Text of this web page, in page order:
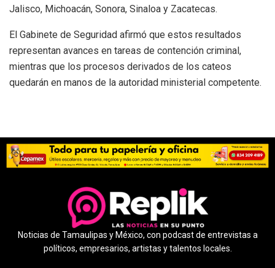
Jalisco, Michoacán, Sonora, Sinaloa y Zacatecas.
El Gabinete de Seguridad afirmó que estos resultados
representan avances en tareas de contención criminal,
mientras que los procesos derivados de los cateos
quedarán en manos de la autoridad ministerial competente.
Noticias de Tamaulipas y México, con podcast de entrevistas a
políticos, empresarios, artistas y talentos locales.